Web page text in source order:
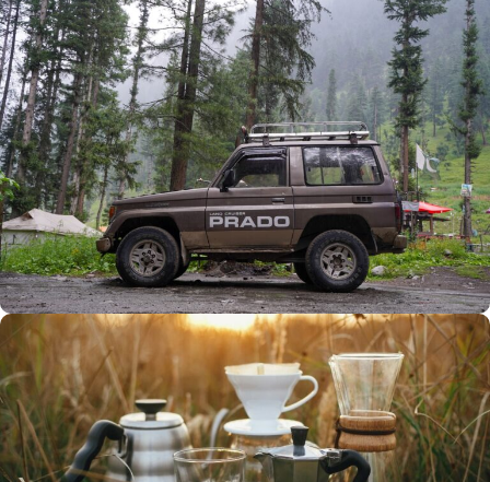
Büyük Yaz İndirimi
0
Günler
00
Hr
00
Min
00
SSK
Alışverişe Başla
ARAÇ AKSESUARLARI
SATIŞ VE MONTAJ
Keşfet